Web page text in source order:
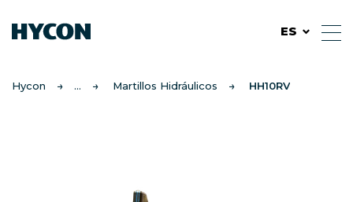
ES
Hycon Martillos Hidráulicos HH10RV